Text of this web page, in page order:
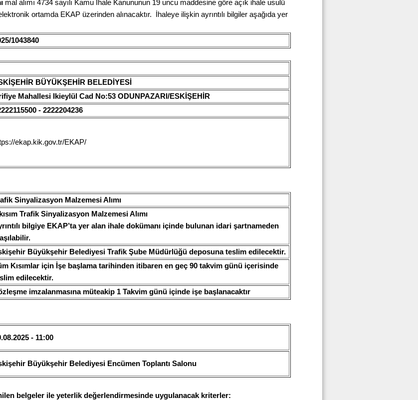
mal alımı 4734 sayılı Kamu İhale Kanununun 19 uncu maddesine göre açık ihale usulü
ortamda EKAP üzerinden alınacaktır. İhaleye ilişkin ayrıntılı bilgiler aşağıda yer
1043840
BÜYÜKŞEHİR BELEDİYESİ
Mahallesi Ikieylül Cad No:53 ODUNPAZARI/ESKİŞEHİR
- 2222204236
ekap.kik.gov.tr/EKAP/
Sinyalizasyon Malzemesi Alımı
Trafik Sinyalizasyon Malzemesi Alımı
bilgiye EKAP’ta yer alan ihale dokümanı içinde bulunan idari şartnameden
Büyükşehir Belediyesi Trafik Şube Müdürlüğü deposuna teslim edilecektir.
Kısımlar için İşe başlama tarihinden itibaren en geç 90 takvim günü içerisinde
edilecektir.
imzalanmasına müteakip 1 Takvim günü içinde işe başlanacaktır
- 11:00
Büyükşehir Belediyesi Encümen Toplantı Salonu
belgeler ile yeterlik değerlendirmesinde uygulanacak kriterler: